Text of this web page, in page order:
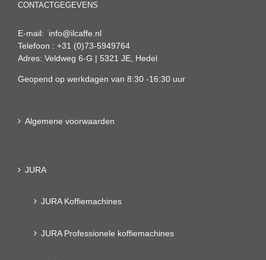
CONTACTGEGEVENS
E-mail: info@ilcaffe.nl
Telefoon : +31 (0)73-5949764
Adres: Veldweg 6-G | 5321 JE, Hedel
Geopend op werkdagen van 8:30 -16:30 uur
Algemene voorwaarden
JURA
JURA Koffiemachines
JURA Professionele koffiemachines